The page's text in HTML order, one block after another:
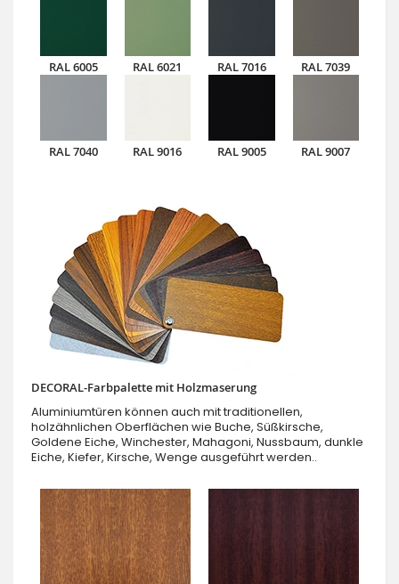
RAL 6005 RAL 6021 RAL 7016 RAL 7039
RAL 7040 RAL 9016 RAL 9005 RAL 9007
DECORAL-Farbpalette mit Holzmaserung
Aluminiumtüren können auch mit traditionellen,
holzähnlichen Oberflächen wie Buche, Süßkirsche,
Goldene Eiche, Winchester, Mahagoni, Nussbaum, dunkle
Eiche, Kiefer, Kirsche, Wenge ausgeführt werden..